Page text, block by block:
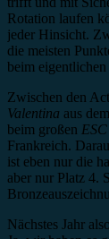
Rotation laufen
jeder Hinsicht.
die meisten
beim eigentlichen
Zwischen den
Valentina aus
beim großen ESC
Frankreich.
ist eben nur die
aber nur Platz 4.
Nächstes Jahr